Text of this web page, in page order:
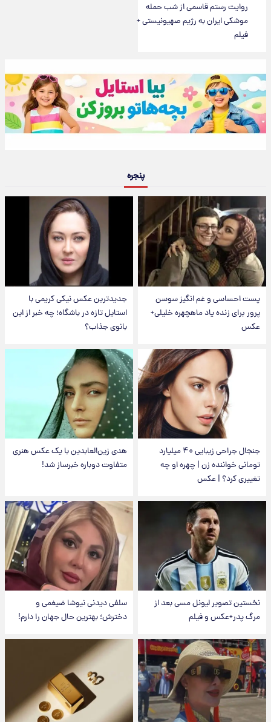
روایت رستم قاسمی از شب حمله
موشکی ایران به رژیم صهیونیستی +
فیلم
پنجره
پست احساسی و غم انگیز سوسن
پرور برای زنده یاد ماهچهره خلیلی+
عکس
جدیدترین عکس نیکی کریمی با
استایل تازه در باشگاه؛ چه خبر از این
بانوی جذاب؟
جنجال جراحی زیبایی ۴۰ میلیارد
تومانی خواننده زن | چهره او چه
تغییری کرد؟ | عکس
هدی زین‌العابدین با یک عکس هنری
متفاوت دوباره خبرساز شد!
نخستین تصویر لیونل مسی بعد از
مرگ پدر+عکس و فیلم
سلفی دیدنی نیوشا ضیغمی و
دخترش؛ بهترین حال جهان را دارم!